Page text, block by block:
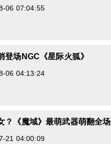
06 07:04:55
登场NGC《星际火狐》
06 04:13:24
？《魔域》最萌武器萌翻全场
21 04:00:09